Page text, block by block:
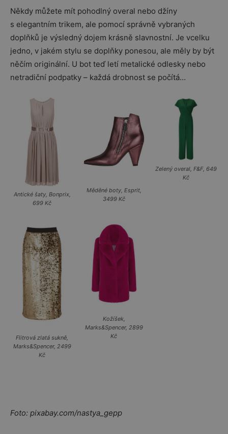
Někdy můžete mít pohodlný overal nebo džíny
s elegantním trikem, ale pomocí správně vybraných
doplňků je výsledný dojem krásně slavnostní. Je vcelku
jedno, v jakém stylu se doplňky ponesou, ale měly by být
něčím originální. U bot teď letí metalické odlesky nebo
netradiční podpatky – každá drobnost se počítá…
Antické šaty, Bonprix,
699 Kč
Měděné boty, Esprit,
3499 Kč
Zelený overal, F&F, 649
Kč
Flitrová zlatá sukně,
Marks&Spencer, 2499
Kč
Kožíšek,
Marks&Spencer, 2899
Kč
Foto: pixabay.com/nastya_gepp